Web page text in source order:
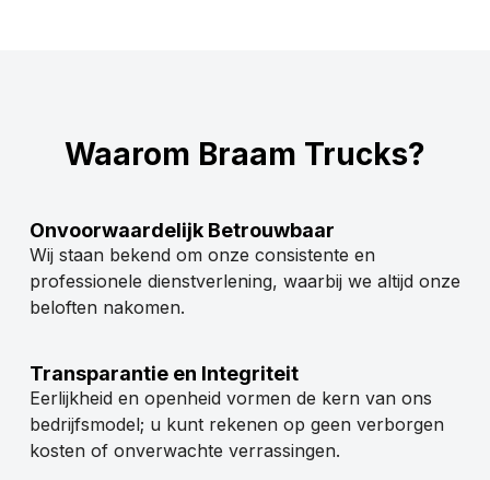
Waarom Braam Trucks?
Onvoorwaardelijk Betrouwbaar
Wij staan bekend om onze consistente en
professionele dienstverlening, waarbij we altijd onze
beloften nakomen.
Transparantie en Integriteit
Eerlijkheid en openheid vormen de kern van ons
bedrijfsmodel; u kunt rekenen op geen verborgen
kosten of onverwachte verrassingen.